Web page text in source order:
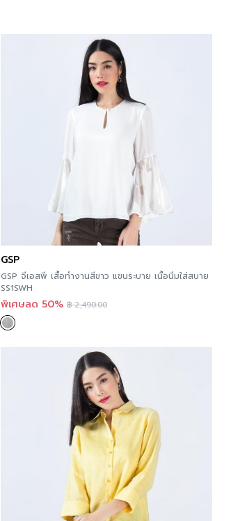
GSP
GSP จีเอสพี เสื้อทำงานสีขาว แขนระบาย เนื้อนิ่มใส่สบาย
SS1SWH
พิเศษลด 50% ฿2,490.00